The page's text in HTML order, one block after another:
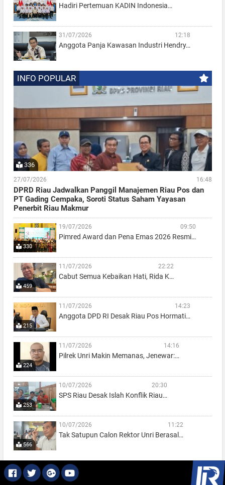
Hadiri Pertemuan KADIN Indonesia…
31/07/2026 12:18
Anggota Panja Kawasan Industri Hendry…
INFO POPULAR
336
27/07/2026 16:48
DPRD Riau Jadwalkan Panggil Manajemen Riau Pos dan
PT Gading Cempaka, Soroti Status Saham Yayasan
Penerbit Riau Makmur
330
19/07/2026 09:50
Pimred Award dan Pena Emas 2026 Resmi…
459
11/07/2026 22:22
Cabut Semua Kebaikan Hati, Rida K…
215
11/07/2026 14:23
Anggota DPD RI Desak Riau Pos Hormati…
224
11/07/2026 14:16
Pilrek Unri Makin Memanas, Jenewar:…
253
10/07/2026 20:30
SPS Riau Desak Islah Konflik Riau…
566
10/07/2026 11:22
Tak Satupun Calon Rektor Unri Berasal…